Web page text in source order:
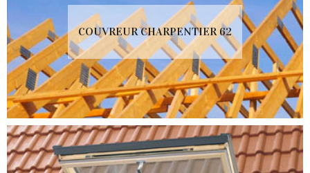
COUVREUR CHARPENTIER 62